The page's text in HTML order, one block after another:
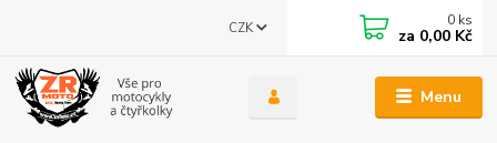
Menu
CZK 0 ks
za 0,00 Kč